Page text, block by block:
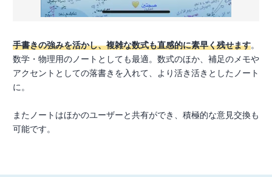
手書きの強みを活かし、複雑な数式も直感的に素早く残せます。
数学・物理用のノートとしても最適。数式のほか、補足のメモや
アクセントとしての落書きを入れて、より活き活きとしたノート
に。
またノートはほかのユーザーと共有ができ、積極的な意見交換も
可能です。